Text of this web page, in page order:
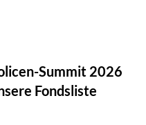
macht es für
praktisch unverzichtbar.
Solarmodulen
und Tablets…
Summit 2026
Fondsliste